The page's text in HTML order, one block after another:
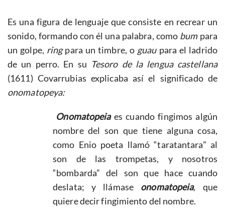
Es una figura de lenguaje que consiste en recrear un
sonido, formando con él una palabra, como bumpara
un golpe, ringpara un timbre, o guaupara el ladrido
de un perro. En su Tesoro de la lengua castellana
(1611) Covarrubias explicaba así el significado de
onomatopeya:
Onomatopeia es cuando fingimos algún
nombre del son que tiene alguna cosa,
como Enio poeta llamó “taratantara” al
son de las trompetas, y nosotros
“bombarda” del son que hace cuando
deslata; y llámase onomatopeia, que
quiere decir fingimiento del nombre.